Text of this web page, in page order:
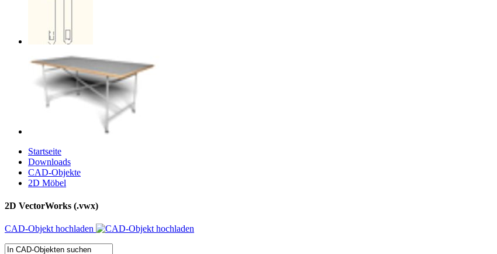
Startseite
Downloads
CAD-Objekte
2D Möbel
2D VectorWorks (.vwx)
CAD-Objekt hochladen